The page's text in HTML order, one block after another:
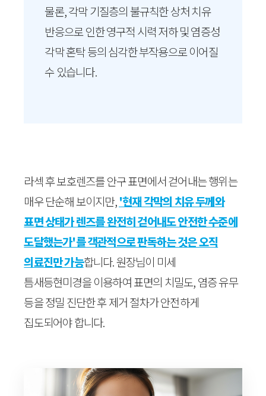
물론, 각막 기질층의 불규칙한 상처 치유
반응으로 인한 영구적 시력 저하 및 염증성
각막 혼탁 등의 심각한 부작용으로 이어질
수 있습니다.
라섹 후 보호렌즈를 안구 표면에서 걷어내는 행위는
매우 단순해 보이지만,'현재 각막의 치유 두께와
표면 상태가 렌즈를 완전히 걷어내도 안전한 수준에
도달했는가'를 객관적으로 판독하는 것은 오직
의료진만 가능합니다. 원장님이 미세
틈새등현미경을 이용하여 표면의 치밀도, 염증 유무
등을 정밀 진단한 후 제거 절차가 안전하게
집도되어야 합니다.